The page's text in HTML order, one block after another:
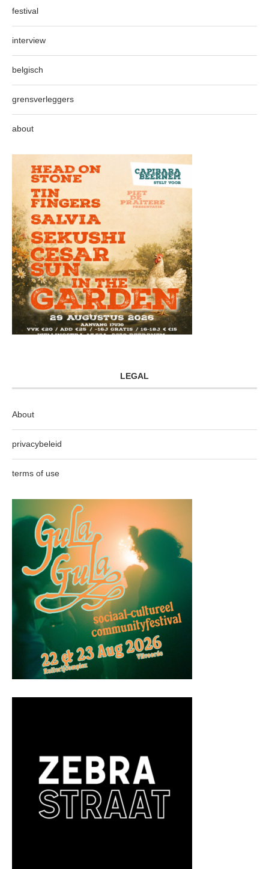
festival
interview
belgisch
grensverleggers
about
LEGAL
About
privacybeleid
terms of use